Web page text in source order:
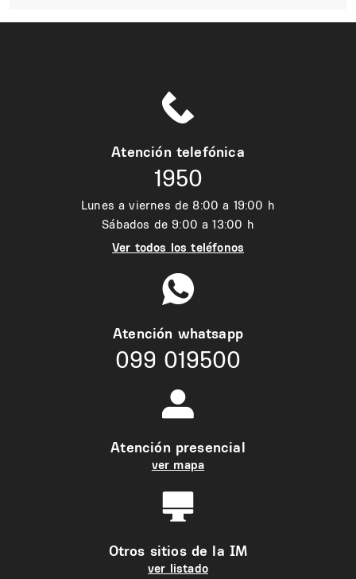
Atención telefónica
1950
Lunes a viernes de 8:00 a 19:00 h
Sábados de 9:00 a 13:00 h
Ver todos los teléfonos
Atención whatsapp
099 019500
Atención presencial
ver mapa
Otros sitios de la IM
ver listado